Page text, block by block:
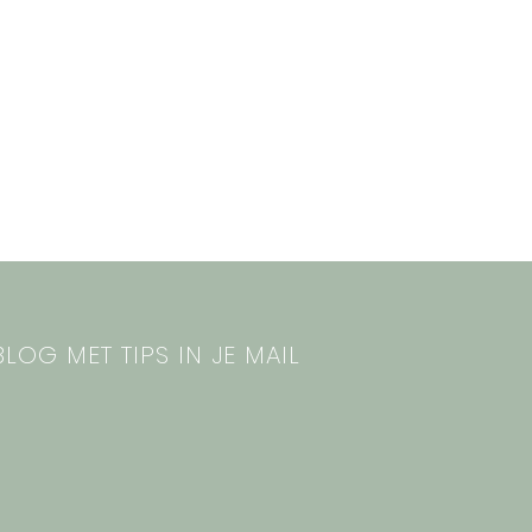
MET TIPS IN JE MAIL